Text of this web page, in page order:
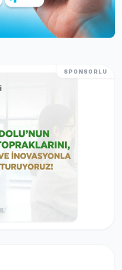
SPONSORLU